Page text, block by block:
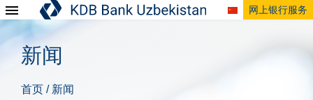
网上银行服务
新闻
首页 / 新闻